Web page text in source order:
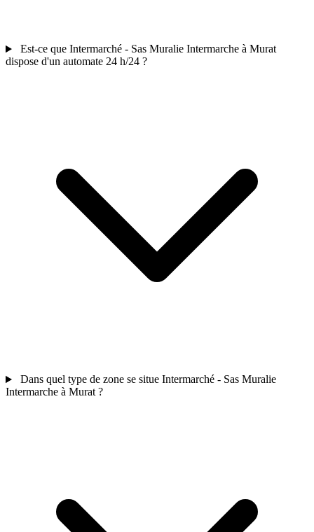
Est-ce que Intermarché - Sas Muralie Intermarche à Murat
dispose d'un automate 24 h/24 ?
Dans quel type de zone se situe Intermarché - Sas Muralie
Intermarche à Murat ?